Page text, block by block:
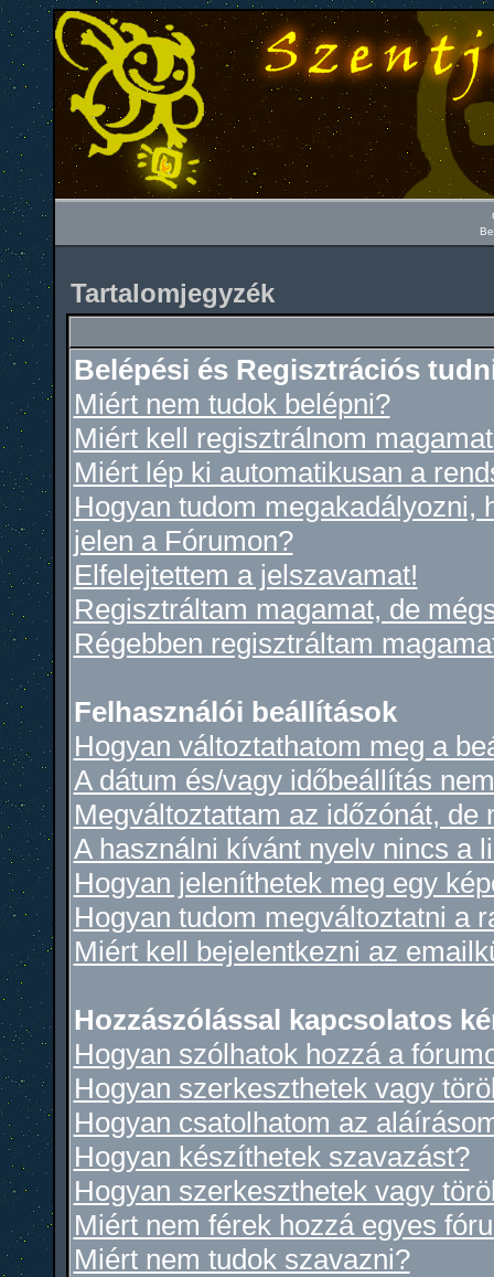
Tartalomjegyzék
Belépési és Regisztrációs
Miért nem tudok belépni?
Miért kell regisztrálnom
Miért lép ki automatikusan a
Hogyan tudom megakadályozni,
jelen a Fórumon?
Elfelejtettem a jelszavamat!
Regisztráltam magamat, de
Régebben regisztráltam
Felhasználói beállítások
Hogyan változtathatom meg a
A dátum és/vagy időbeállítás
Megváltoztattam az időzónát, de
A használni kívánt nyelv nincs a
Hogyan jeleníthetek meg egy
Hogyan tudom megváltoztatni a
Miért kell bejelentkezni az
Hozzászólással kapcsolatos
Hogyan szólhatok hozzá a
Hogyan szerkeszthetek vagy
Hogyan csatolhatom az
Hogyan készíthetek szavazást?
Hogyan szerkeszthetek vagy
Miért nem férek hozzá egyes
Miért nem tudok szavazni?